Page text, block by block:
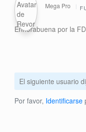
Mega Pro
Enhorabuena por la
El siguiente usuario
Por favor, Identificarse